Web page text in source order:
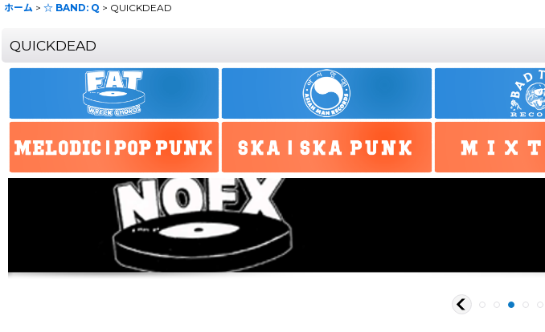
ホーム > ☆ BAND: Q > QUICKDEAD
QUICKDEAD